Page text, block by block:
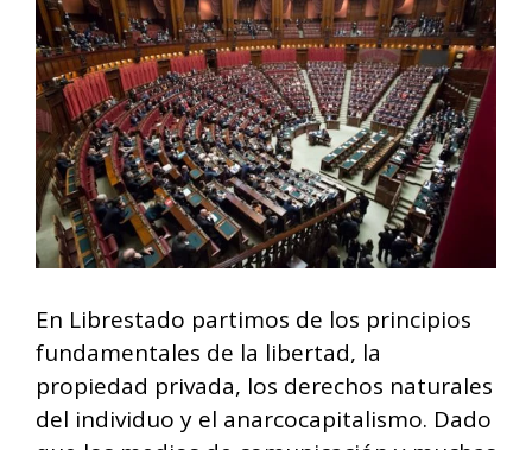
En Librestado partimos de los principios
fundamentales de la libertad, la
propiedad privada, los derechos naturales
del individuo y el anarcocapitalismo. Dado